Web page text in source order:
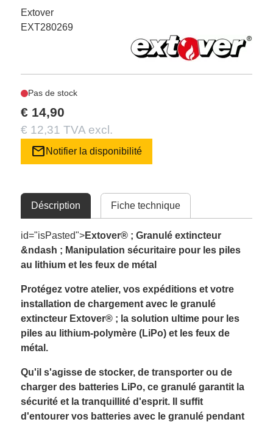
Extover
EXT280269
Pas de stock
€ 14,90
€ 12,31 TVA excl.
mail Notifier la disponibilité
Déscription Fiche technique
id="isPasted">Extover® ; Granulé extincteur
&ndash ; Manipulation sécuritaire pour les piles
au lithium et les feux de métal
Protégez votre atelier, vos expéditions et votre
installation de chargement avec le granulé
extincteur Extover® ; la solution ultime pour les
piles au lithium-polymère (LiPo) et les feux de
métal.
Qu'il s'agisse de stocker, de transporter ou de
charger des batteries LiPo, ce granulé garantit la
sécurité et la tranquillité d'esprit. Il suffit
d'entourer vos batteries avec le granulé pendant